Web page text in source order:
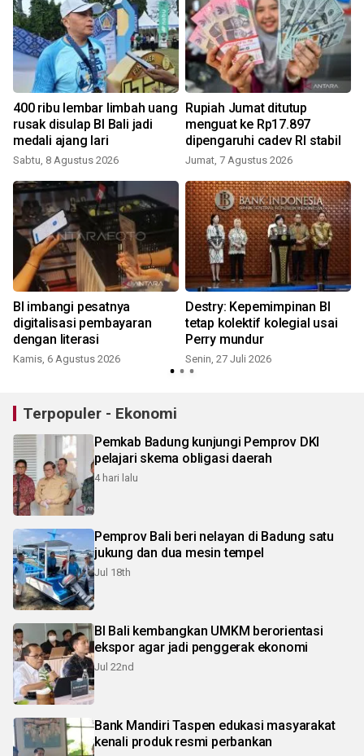
400 ribu lembar limbah uang
rusak disulap BI Bali jadi
medali ajang lari
Sabtu, 8 Agustus 2026
Rupiah Jumat ditutup
menguat ke Rp17.897
dipengaruhi cadev RI stabil
Jumat, 7 Agustus 2026
BI imbangi pesatnya
digitalisasi pembayaran
dengan literasi
Kamis, 6 Agustus 2026
Destry: Kepemimpinan BI
tetap kolektif kolegial usai
Perry mundur
Senin, 27 Juli 2026
Terpopuler - Ekonomi
Pemkab Badung kunjungi Pemprov DKI
pelajari skema obligasi daerah
4 hari lalu
Pemprov Bali beri nelayan di Badung satu
jukung dan dua mesin tempel
Jul 18th
BI Bali kembangkan UMKM berorientasi
ekspor agar jadi penggerak ekonomi
Jul 22nd
Bank Mandiri Taspen edukasi masyarakat
kenali produk resmi perbankan